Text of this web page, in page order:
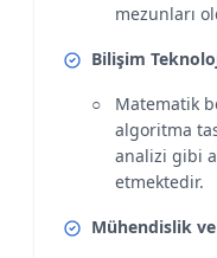
mezunları
Bilişim
Matematik
algoritma
analizi gibi
etmektedir.
Mühendislik